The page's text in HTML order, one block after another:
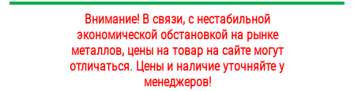
ОПЛАТА И ДОСТАВКА
НАШИ МАГАЗИНЫ
Внимание! В связи, с нестабильной
экономической обстановкой на рынке
металлов, цены на товар на сайте могут
отличаться. Цены и наличие уточняйте у
менеджеров!